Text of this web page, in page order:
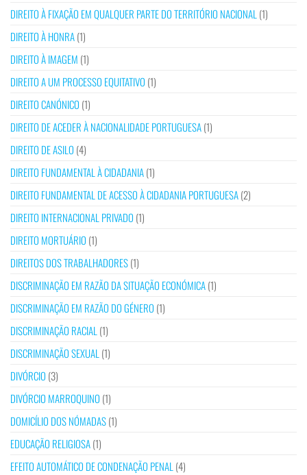
DIREITO À FIXAÇÃO EM QUALQUER PARTE DO TERRITÓRIO NACIONAL (1)
DIREITO À HONRA(1)
DIREITO À IMAGEM (1)
DIREITO A UM PROCESSO EQUITATIVO (1)
DIREITO CANÓNICO (1)
DIREITO DE ACEDER À NACIONALIDADE PORTUGUESA(1)
DIREITO DE ASILO (4)
DIREITO FUNDAMENTAL À CIDADANIA(1)
DIREITO FUNDAMENTAL DE ACESSO À CIDADANIA PORTUGUESA(2)
DIREITO INTERNACIONAL PRIVADO (1)
DIREITO MORTUÁRIO (1)
DIREITOS DOS TRABALHADORES(1)
DISCRIMINAÇÃO EM RAZÃO DA SITUAÇÃO ECONÓMICA(1)
DISCRIMINAÇÃO EM RAZÃO DO GÉNERO (1)
DISCRIMINAÇÃO RACIAL (1)
DISCRIMINAÇÃO SEXUAL (1)
DIVÓRCIO (3)
DIVÓRCIO MARROQUINO (1)
DOMICÍLIO DOS NÓMADAS(1)
EDUCAÇÃO RELIGIOSA(1)
EFEITO AUTOMÁTICO DE CONDENAÇÃO PENAL (4)